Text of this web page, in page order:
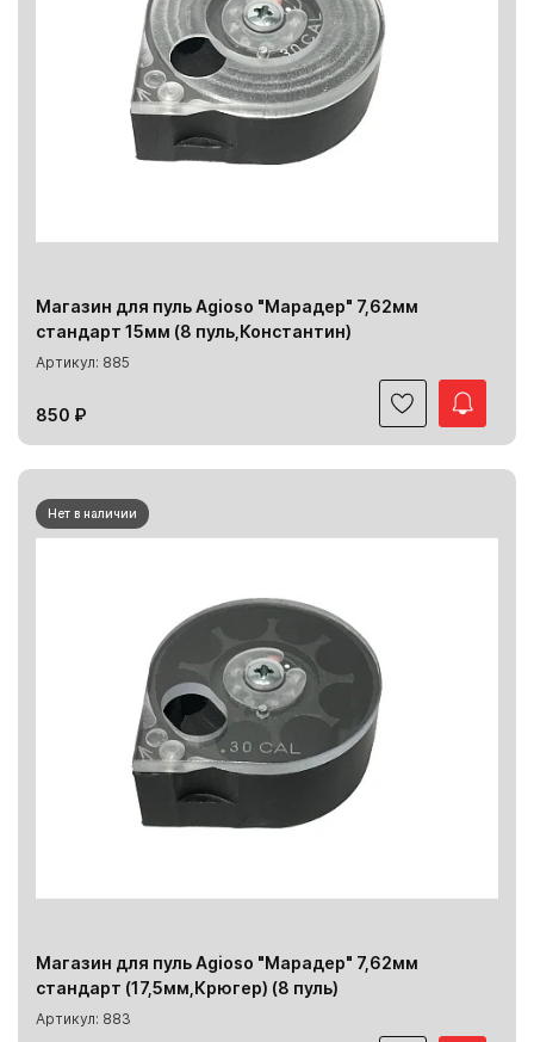
Магазин для пуль Agioso "Марадер" 7,62мм
стандарт 15мм (8 пуль,Константин)
Артикул: 885
850 ₽
Нет в наличии
Магазин для пуль Agioso "Марадер" 7,62мм
стандарт (17,5мм,Крюгер) (8 пуль)
Артикул: 883